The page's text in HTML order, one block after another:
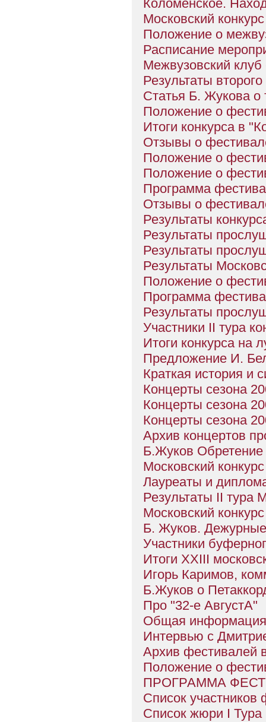
Коломенское.
Московский
Положение о
Расписание
Межвузовский
Результаты
Статья Б. Жукова о
Положение о
Итоги конкурса в
Отзывы о
Положение о
Положение о
Программа
Отзывы о
Результаты
Результаты
Результаты
Результаты
Положение о
Программа
Результаты
Участники II тура
Итоги конкурса на
Предложение И.
Краткая история и
Концерты сезона
Концерты сезона
Концерты сезона
Архив концертов
Б.Жуков Обретение
Московский
Лауреаты и
Результаты II тура
Московский
Б. Жуков. Дежурные
Участники
Итоги XXIII
Игорь Каримов,
Б.Жуков о
Про "32-е АвгустА"
Общая информация
Интервью с
Архив фестивалей
Положение о
ПРОГРАММА
Список участников
Список жюри I Тура